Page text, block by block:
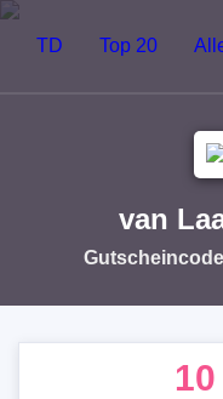
TD Top 20
van